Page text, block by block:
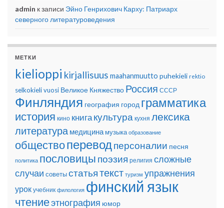
admin к записи Эйно Генрихович Карху: Патриарх
северного литературоведения
МЕТКИ
kielioppi kirjallisuus maahanmuutto puhekieli rektio
selkokielivuosi Великое Княжество Россия СССР
Финляндия география город грамматика
история кино книгакультура кухня лексика
литература медицина музыка образование
обществопереводперсоналии песня
политика пословицы поэзия религия сложные
случаи советыстатьятекст туризм упражнения
урок учебник филология финский язык
чтениеэтнография юмор